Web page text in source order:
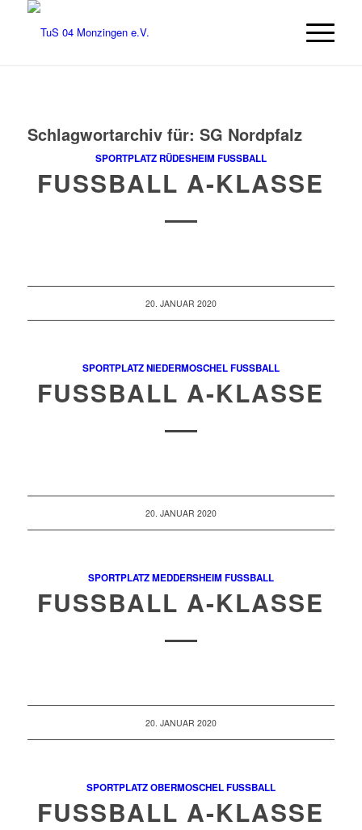
Schlagwortarchiv für: SG Nordpfalz
SPORTPLATZ RÜDESHEIM FUSSBALL
FUSSBALL A-KLASSE
20. JANUAR 2020
SPORTPLATZ NIEDERMOSCHELFUSSBALL
FUSSBALL A-KLASSE
20. JANUAR 2020
SPORTPLATZ MEDDERSHEIM FUSSBALL
FUSSBALL A-KLASSE
20. JANUAR 2020
SPORTPLATZ OBERMOSCHELFUSSBALL
FUSSBALL A-KLASSE